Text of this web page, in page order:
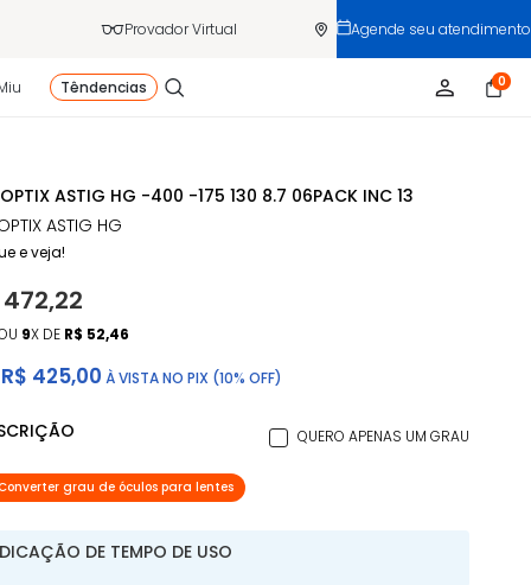
Provador Virtual Agende seu atendimento
Têndencias 0
ASTIG HG -400 -175 130 8.7 06PACK INC 13
ASTIG HG
e veja!
R$ 425,00 À VISTA NO PIX (10% OFF)
472,22
9X DE R$ 52,46
QUERO APENAS UM GRAU
grau de óculos para lentes
DE TEMPO DE USO